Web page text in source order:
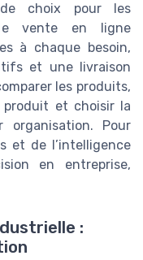
choix pour les
vente en ligne
à chaque besoin,
et une livraison
les produits,
produit et choisir la
Pour
et de l’intelligence
en entreprise,
: